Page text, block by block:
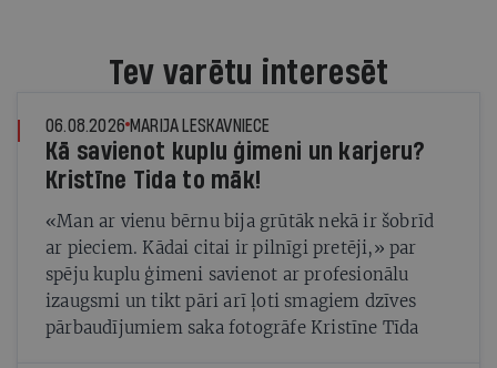
Tev varētu interesēt
06.08.2026 MARIJA LESKAVNIECE
Kā savienot kuplu ģimeni un karjeru?
Kristīne Tida to māk!
«Man ar vienu bērnu bija grūtāk nekā ir šobrīd
ar pieciem. Kādai citai ir pilnīgi pretēji,» par
spēju kuplu ģimeni savienot ar profesionālu
izaugsmi un tikt pāri arī ļoti smagiem dzīves
pārbaudījumiem saka fotogrāfe Kristīne Tīda